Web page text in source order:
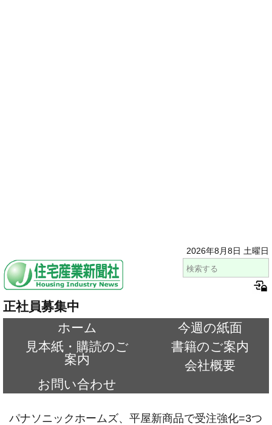
2026年8月8日 土曜日
正社員募集中
ホーム
今週の紙面
見本紙・購読のご
案内
書籍のご案内
会社概要
お問い合わせ
パナソニックホームズ、平屋新商品で受注強化=3つ